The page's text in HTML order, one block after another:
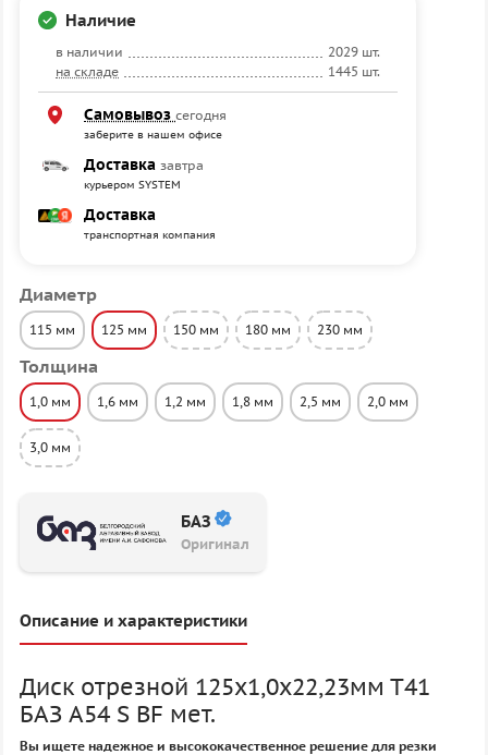
Диаметр
115 мм 125 мм 150 мм 180 мм 230 мм
Толщина
1,0 мм 1,6 мм 1,2 мм 1,8 мм 2,5 мм 2,0 мм
3,0 мм
БАЗ
Оригинал
Наличие
в наличии
2029 шт.
на складе
1445 шт.
Самовывоз сегодня
заберите в нашем офисе
Доставка завтра
курьером SYSTEM
Доставка
транспортная компания
Описание и характеристики
Диск отрезной 125х1,0х22,23мм Т41
БАЗ A54 S BF мет.
Вы ищете надежное и высококачественное решение для резки